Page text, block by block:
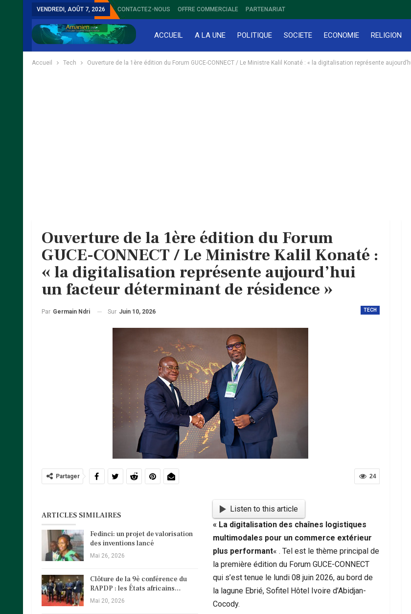
VENDREDI, AOÛT 7, 2026 CONTACTEZ-NOUS OFFRE COMMERCIALE PARTENARIAT
ACCUEIL A LA UNE POLITIQUE SOCIETE ECONOMIE RELIGION
Accueil Tech Ouverture de la 1ère édition du Forum GUCE-CONNECT / Le Ministre Kalil Konaté : « la digitalisation représente
Ouverture de la 1ère édition du Forum
GUCE-CONNECT / Le Ministre Kalil Konaté :
« la digitalisation représente aujourd’hui
un facteur déterminant de résidence »
TECH
Par Germain Ndri Sur Juin 10, 2026
24
Partager
ARTICLES SIMILAIRES
Fedinci: un projet de valorisation
des inventions lancé
Mai 26, 2026
Clôture de la 9è conférence du
RAPDP : les États africains…
Mai 20, 2026
Listen to this article
« La digitalisation des chaînes logistiques
multimodales pour un commerce extérieur
plus performant« . Tel est le thème principal de
la première édition du Forum GUCE-CONNECT
qui s’est tenue le lundi 08 juin 2026, au bord de
la lagune Ebrié, Sofitel Hôtel Ivoire d’Abidjan-
Cocody.